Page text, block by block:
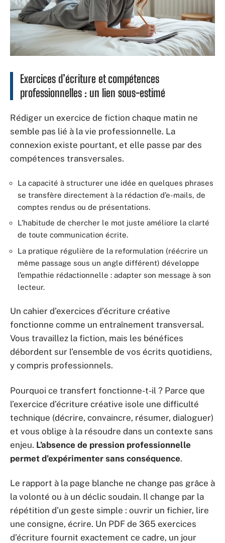
Exercices d’écriture et compétences
professionnelles : un lien sous-estimé
Rédiger un exercice de fiction chaque matin ne
semble pas lié à la vie professionnelle. La
connexion existe pourtant, et elle passe par des
compétences transversales.
La capacité à structurer une idée en quelques phrases
se transfère directement à la rédaction d’e-mails, de
comptes rendus ou de présentations.
L’habitude de chercher le mot juste améliore la clarté
de toute communication écrite.
La pratique régulière de la reformulation (réécrire un
même passage sous un angle différent) développe
l’empathie rédactionnelle : adapter son message à son
lecteur.
Un cahier d’exercices d’écriture créative
fonctionne comme un entraînement transversal.
Vous travaillez la fiction, mais les bénéfices
débordent sur l’ensemble de vos écrits quotidiens,
y compris professionnels.
Pourquoi ce transfert fonctionne-t-il ? Parce que
l’exercice d’écriture créative isole une difficulté
technique (décrire, convaincre, résumer, dialoguer)
et vous oblige à la résoudre dans un contexte sans
enjeu. L’absence de pression professionnelle
permet d’expérimenter sans conséquence.
Le rapport à la page blanche ne change pas grâce à
la volonté ou à un déclic soudain. Il change par la
répétition d’un geste simple : ouvrir un fichier, lire
une consigne, écrire. Un PDF de 365 exercices
d’écriture fournit exactement ce cadre, un jour